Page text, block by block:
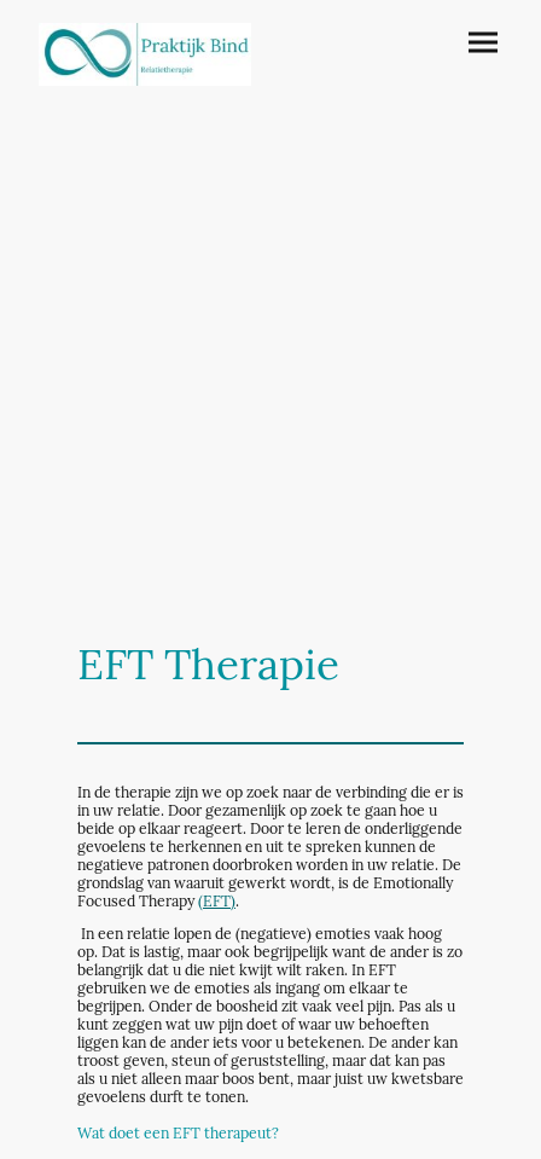
EFT Therapie
In de therapie zijn we op zoek naar de verbinding die er is
in uw relatie. Door gezamenlijk op zoek te gaan hoe u
beide op elkaar reageert. Door te leren de onderliggende
gevoelens te herkennen en uit te spreken kunnen de
negatieve patronen doorbroken worden in uw relatie. De
grondslag van waaruit gewerkt wordt, is de Emotionally
Focused Therapy(EFT).
In een relatie lopen de (negatieve) emoties vaak hoog
op. Dat is lastig, maar ook begrijpelijk want de ander is zo
belangrijk dat u die niet kwijt wilt raken. In EFT
gebruiken we de emoties als ingang om elkaar te
begrijpen. Onder de boosheid zit vaak veel pijn. Pas als u
kunt zeggen wat uw pijn doet of waar uw behoeften
liggen kan de ander iets voor u betekenen. De ander kan
troost geven, steun of geruststelling, maar dat kan pas
als u niet alleen maar boos bent, maar juist uw kwetsbare
gevoelens durft te tonen.
Wat doet een EFT therapeut?